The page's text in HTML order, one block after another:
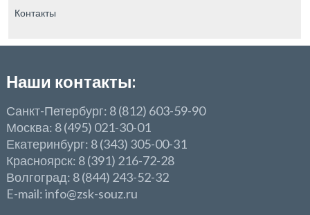
Контакты
Наши контакты:
Санкт-Петербург: 8 (812) 603-59-90
Москва: 8 (495) 021-30-01
Екатеринбург: 8 (343) 305-00-31
Красноярск: 8 (391) 216-72-28
Волгоград: 8 (844) 243-52-32
E-mail: info@zsk-souz.ru